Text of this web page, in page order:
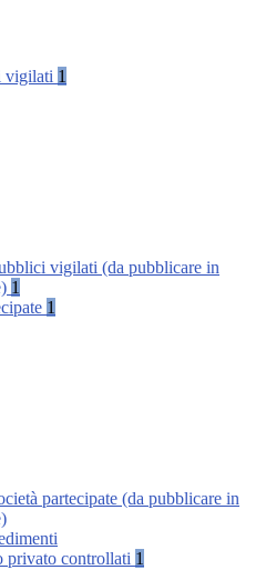
vigilati 1
vigilati (da pubblicare in
1
1
partecipate (da pubblicare in
privato controllati 1